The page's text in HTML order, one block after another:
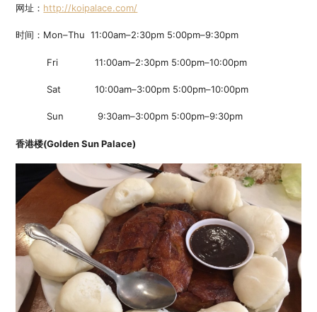
网址： http://koipalace.com/
时间：Mon–Thu 11:00am–2:30pm 5:00pm–9:30pm
Fri 11:00am–2:30pm 5:00pm–10:00pm
Sat 10:00am–3:00pm 5:00pm–10:00pm
Sun 9:30am–3:00pm 5:00pm–9:30pm
香港楼(Golden Sun Palace)